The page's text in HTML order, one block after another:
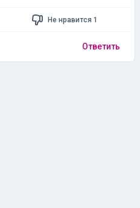
Не нравится 1
Ответить